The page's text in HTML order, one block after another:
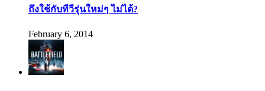
ถึงใช้กับทีวีรุ่นใหม่ๆ ไม่ได้?
February 6, 2014